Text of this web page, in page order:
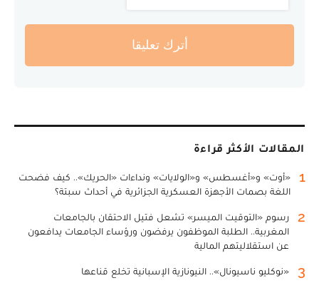
أترك تعليقا
المقالات الأكثر قراءة
1
«أوت» و«أغسطس» و«الولايات» ونداءات «الحريك».. كيف فضحت
اللغة بصمات الأجهزة العسكرية الجزائرية في أحداث سبتة؟
2
رسوم «التوقيت الميسر» تشعل فتيل الاحتقان بالجامعات
المغربية.. الطلبة الموظفون يرفضون ورؤساء الجامعات يدافعون
عن استقلاليتهم المالية
3 «نوكليو ناسيونال».. النيونازية الإسبانية تخلع قناعها